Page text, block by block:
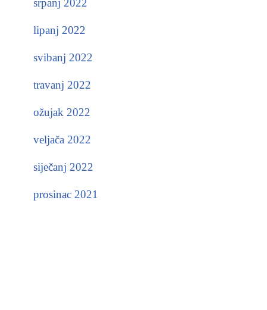
srpanj 2022
lipanj 2022
svibanj 2022
travanj 2022
ožujak 2022
veljača 2022
siječanj 2022
prosinac 2021